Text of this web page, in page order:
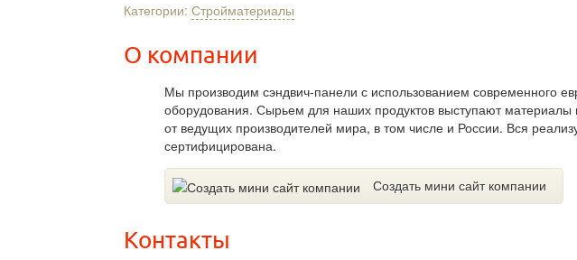
Категории: Стройматериалы
О компании
Мы производим сэндвич-панели с использованием современного
оборудования. Сырьем для наших продуктов выступают материалы
от ведущих производителей мира, в том числе и России. Вся
сертифицирована.
Создать мини сайт компании
Контакты